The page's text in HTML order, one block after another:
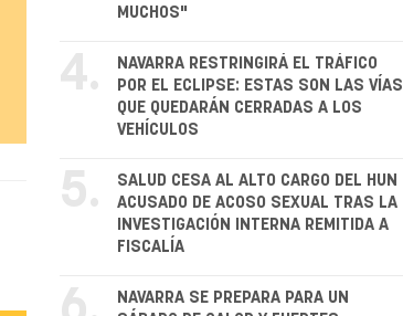
MUCHOS"
4.
NAVARRA RESTRINGIRÁ EL TRÁFICO
POR EL ECLIPSE: ESTAS SON LAS VÍAS
QUE QUEDARÁN CERRADAS A LOS
VEHÍCULOS
5.
SALUD CESA AL ALTO CARGO DEL HUN
ACUSADO DE ACOSO SEXUAL TRAS LA
INVESTIGACIÓN INTERNA REMITIDA A
FISCALÍA
NAVARRA SE PREPARA PARA UN